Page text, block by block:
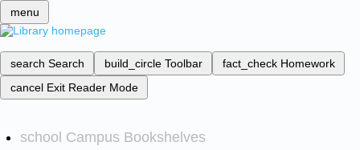
menu
search Search build_circle Toolbar fact_check Homework
cancel Exit Reader Mode
school Campus Bookshelves